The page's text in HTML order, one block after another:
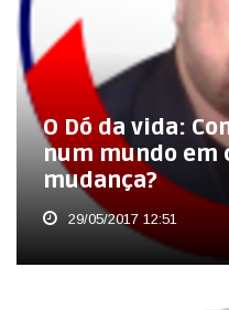
O Dó da vida:
num mundo em
mudança?
29/05/2017 12:51